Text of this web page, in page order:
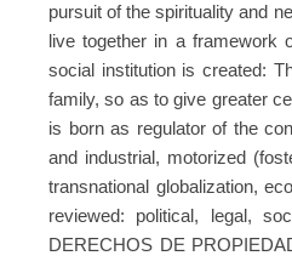
pursuit of the spirituality and
live together in a framework
social institution is created:
family, so as to give greater
is born as regulator of the
and industrial, motorized
transnational globalization,
reviewed: political, legal,
DERECHOS DE